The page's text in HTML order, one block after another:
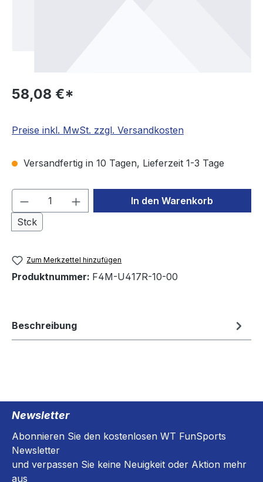
58,08 €*
Preise inkl. MwSt. zzgl. Versandkosten
Versandfertig in 10 Tagen, Lieferzeit 1-3 Tage
Produkt Anzahl: Gib den
Stck
In den Warenkorb
Zum Merkzettel hinzufügen
Produktnummer: F4M-U417R-10-00
Beschreibung
Newsletter
Abonnieren Sie den kostenlosen WT FunSports
Newsletter
und verpassen Sie keine Neuigkeit oder Aktion mehr
aus